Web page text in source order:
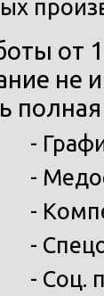
от
не
полная
-
-
-
-
- Соц.